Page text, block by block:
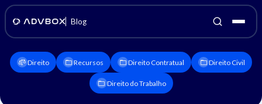
Blog
Direito Recursos Direito Contratual Direito Civil
Direito do Trabalho